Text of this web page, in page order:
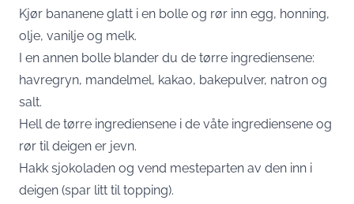
Kjør bananene glatt i en bolle og rør inn egg, honning,
olje, vanilje og melk.
I en annen bolle blander du de tørre ingrediensene:
havregryn, mandelmel, kakao, bakepulver, natron og
salt.
Hell de tørre ingrediensene i de våte ingrediensene og
rør til deigen er jevn.
Hakk sjokoladen og vend mesteparten av den inn i
deigen (spar litt til topping).